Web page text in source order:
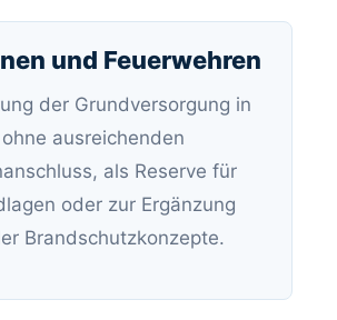
und Feuerwehren
der Grundversorgung in
ausreichenden
als Reserve für
oder zur Ergänzung
Brandschutzkonzepte.